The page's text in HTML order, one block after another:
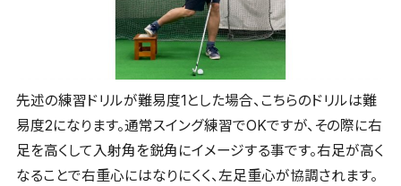
先述の練習ドリルが難易度1とした場合、こちらのドリルは難
易度2になります。通常スイング練習でOKですが、その際に右
足を高くして入射角を鋭角にイメージする事です。右足が高く
なることで右重心にはなりにくく、左足重心が協調されます。